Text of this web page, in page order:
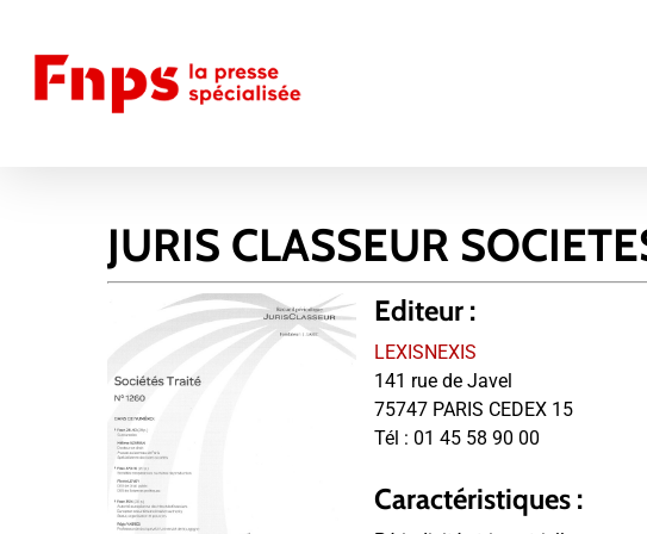
content
JURIS CLASSEUR
Editeur :
LEXISNEXIS
141 rue de Javel
75747 PARIS CEDEX 15
Tél :01 45 58 90 00
Caractéristiques :